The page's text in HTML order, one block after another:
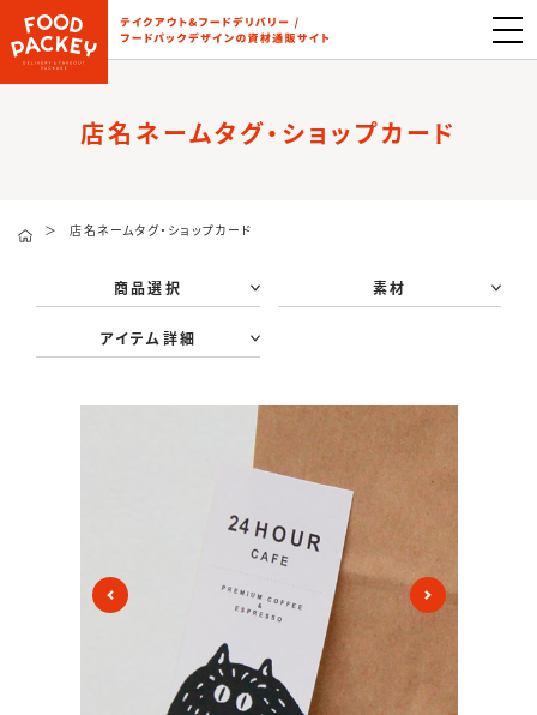
店名ネームタグ・ショップカード
＞ 店名ネームタグ・ショップカード
商品選択 素材
アイテム詳細